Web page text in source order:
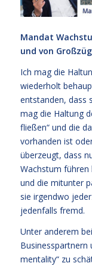
Mandat
und von
Ich mag die
wiederholt
entstanden, dass
mag die Haltung
fließen“ und die
vorhanden ist
überzeugt, dass
Wachstum führen
und die mitunter
sie irgendwo
jedenfalls fremd.
Unter anderem
Businesspartnern
mentality“ zu